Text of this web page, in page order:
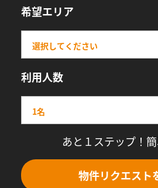
希望エリア
利用人数
あと１ステップ！簡
物件リクエスト